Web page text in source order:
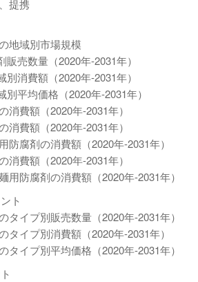
提携
地域別市場規模
売数量（2020年-2031年）
消費額（2020年-2031年）
平均価格（2020年-2031年）
消費額（2020年-2031年）
消費額（2020年-2031年）
防腐剤の消費額（2020年-2031年）
消費額（2020年-2031年）
用防腐剤の消費額（2020年-2031年）
ト
タイプ別販売数量（2020年-2031年）
タイプ別消費額（2020年-2031年）
タイプ別平均価格（2020年-2031年）